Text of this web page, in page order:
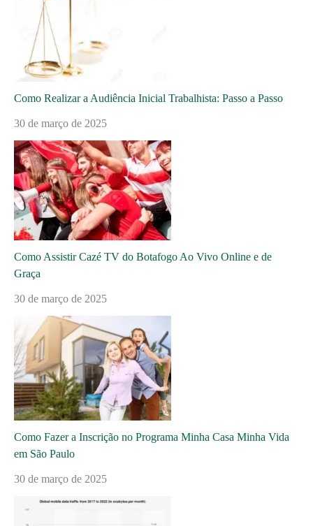
Como Realizar a Audiência Inicial Trabalhista: Passo a Passo
30 de março de 2025
Como Assistir Cazé TV do Botafogo Ao Vivo Online e de
Graça
30 de março de 2025
Como Fazer a Inscrição no Programa Minha Casa Minha Vida
em São Paulo
30 de março de 2025